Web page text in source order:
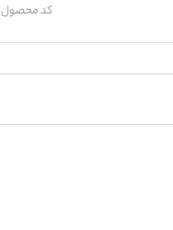
کد محصول